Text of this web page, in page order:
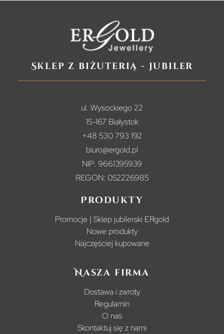
Sklep z biżuterią - jubiler
ul. Wysockiego 22
15-167 Białystok
+48 530 793 192
biuro@ergold.pl
NIP: 9661395939
REGON: 052226985
Produkty
Promocje | Sklep jubilerski ERgold
Nowe produkty
Najczęściej kupowane
Nasza firma
Dostawa i zwroty
Regulamin
O nas
Skontaktuj się z nami